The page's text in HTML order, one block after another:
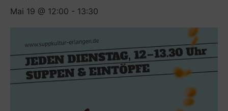
Mai 19 @ 12:00 - 13:30